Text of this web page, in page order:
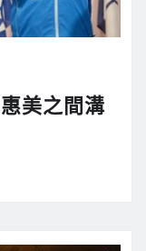
美之間溝